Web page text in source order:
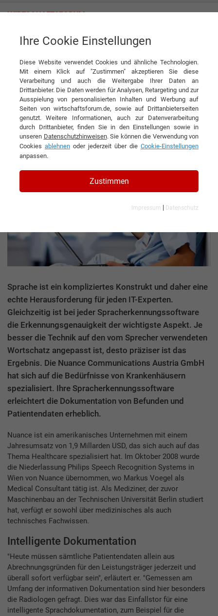
Nuance Communications Austria GmbH
Interview Nuance Communications Austria GmbH
DIESEN ARTIKEL EMPFEHLEN
Wortwörtlich genial
Interview
Sprache ist ein kompliziertes Konstrukt und daher eine
echte Herausforderung für jeden IT-Experten.
Gleichzeitig ist bei jeder Spracherkennungssoftware
die Erkennungsgenauigkeit der wichtigste Aspekt. Je
besser die Technik auf den vom Sprecher verwendeten
Wortschatz angepasst ist, desto präziser ist das
Ergebnis. Die Nuance Communications Austria GmbH
hat sich auf die Bedürfnisse von Krankenhäusern
spezialisiert. Ihre Spracherkennungssoftware
erleichtert die Dokumentation von Befunden und
Patientendaten erheblich.
Nuance ist ein amerikanisches Unternehmen mit einem
Jahresumsatz von 1,9 Millarden USD, das sich auch auf das
Thema Healthcare spezialisiert hat. Im Oktober 2008 wurde
die Niederlassung Philips Speech Recognition Systems in
Wien von Nuance übernommen, wo Markus Voegel als
Medical Consultant tätig ist. Als Mediziner, der zuvor
Maschinenbau an der Technischen Universität Berlin studiert
hat, verfügt er sowohl über medizinisches als auch
technisches Fachwissen.
Intelligente Dokumentation
"Heute müssen sämtliche Patientendaten allein aus
Abrechnungsgründen für den Leistungsträger jederzeit und
überall sofort verfügbar sein", erläutert er. "Gemessen am
Umfang der informativen Dokumentation sind hier besonders
die Radiologen gefragt. Dies war das Einfallstor für eine
intelligente Sprachdokumentation, zum Beispiel für die
Ihre Cookie Einstellungen
Diese Website verwendet Cookies und ähnliche Technologien.
Mit einem Klick auf "Zustimmen" akzeptieren Sie diese
Verarbeitung und auch die Weitergabe Ihrer Daten an
Drittanbieter. Die Daten werden für Analysen, Retargeting und zur
Ausspielung von personalisierten Inhalten und Werbung auf
Seiten von wirtschaftsforum.de, sowie auf Drittanbieterseiten
genutzt. Weitere Informationen, auch zur Datenverarbeitung
durch Drittanbieter, finden Sie in den Einstellungen sowie in
unseren Datenschutzhinweisen. Sie können die Verwendung von
Cookies ablehnen oder jederzeit über die Cookie-Einstellungen
anpassen.
Zustimmen
Impressum | Datenschutz